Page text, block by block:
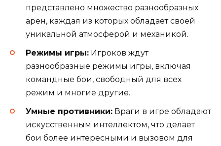
представлено множество разнообразных
арен, каждая из которых обладает своей
уникальной атмосферой и механикой.
Режимы игры: Игроков ждут
разнообразные режимы игры, включая
командные бои, свободный для всех
режим и многие другие.
Умные противники: Враги в игре обладают
искусственным интеллектом, что делает
бои более интересными и вызовом для